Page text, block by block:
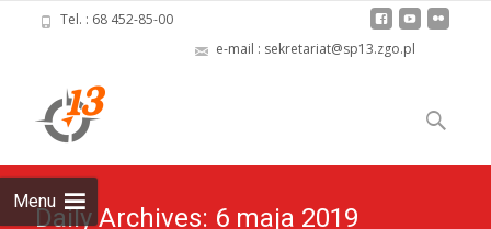
Tel. : 68 452-85-00
e-mail : sekretariat@sp13.zgo.pl
Menu
to
content
Szukaj:
Daily Archives: 6 maja 2019